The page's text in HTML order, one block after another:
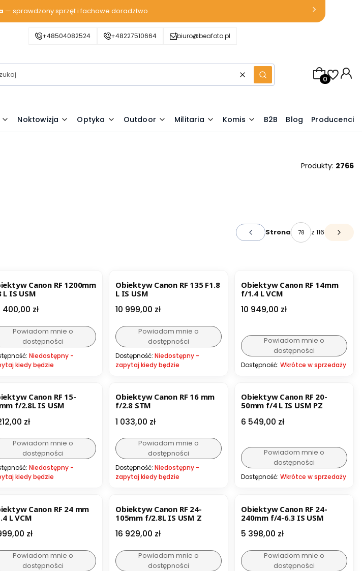
— sprawdzony sprzęt i fachowe doradztwo
+48504082524 +48227510664 biuro@beafoto.pl
WyczyśćSzukaj
Produkty w
Noktowizja Optyka Outdoor Militaria Komis B2B Blog Producenci
Produkty: 2766
Poprzednie produkty
Strona z 116
Canon RF 1200mm
L IS USM
400,00 zł
Powiadom mnie o
dostępności
Niedostępny -
kiedy będzie
Obiektyw Canon RF 135 F1.8
L IS USM
Cena
10 999,00 zł
Powiadom mnie o
dostępności
Dostępność: Niedostępny -
zapytaj kiedy będzie
Obiektyw Canon RF 14mm
f/1.4 L VCM
Cena
10 949,00 zł
Powiadom mnie o
dostępności
Dostępność: Wkrótce w sprzedaży
Canon RF 15-
f/2.8L IS USM
zł
Powiadom mnie o
dostępności
Niedostępny -
kiedy będzie
Obiektyw Canon RF 16 mm
f/2.8 STM
Cena
1 033,00 zł
Powiadom mnie o
dostępności
Dostępność: Niedostępny -
zapytaj kiedy będzie
Obiektyw Canon RF 20-
50mm f/4 L IS USM PZ
Cena
6 549,00 zł
Powiadom mnie o
dostępności
Dostępność: Wkrótce w sprzedaży
Canon RF 24 mm
L VCM
zł
Powiadom mnie o
dostępności
Obiektyw Canon RF 24-
105mm f/2.8L IS USM Z
Cena
16 929,00 zł
Powiadom mnie o
dostępności
Obiektyw Canon RF 24-
240mm f/4-6.3 IS USM
Cena
5 398,00 zł
Powiadom mnie o
dostępności